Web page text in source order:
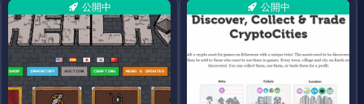
公開中 公開中